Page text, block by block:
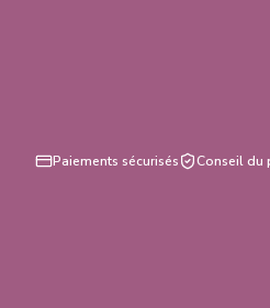
Paiements sécurisés Conseil du